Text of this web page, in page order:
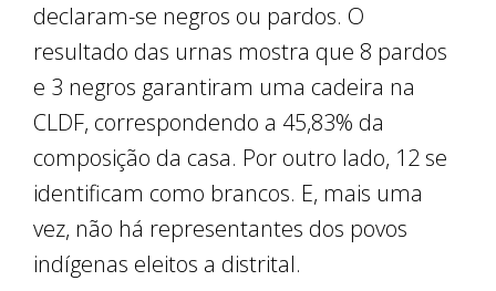
declaram-se negros ou pardos. O
resultado das urnas mostra que 8 pardos
e 3 negros garantiram uma cadeira na
CLDF, correspondendo a 45,83% da
composição da casa. Por outro lado, 12 se
identificam como brancos. E, mais uma
vez, não há representantes dos povos
indígenas eleitos a distrital.